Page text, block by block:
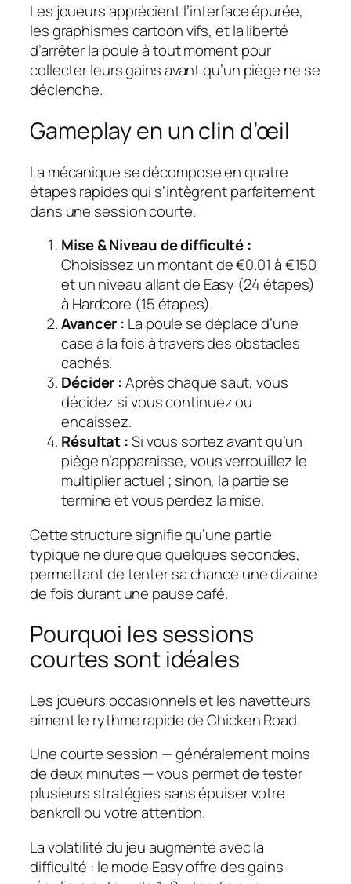
Les joueurs apprécient l’interface épurée,
les graphismes cartoon vifs, et la liberté
d’arrêter la poule à tout moment pour
collecter leurs gains avant qu’un piège ne se
déclenche.
Gameplay en un clin d’œil
La mécanique se décompose en quatre
étapes rapides qui s’intègrent parfaitement
dans une session courte.
Mise & Niveau de difficulté :
Choisissez un montant de €0.01 à €150
et un niveau allant de Easy (24 étapes)
à Hardcore (15 étapes).
Avancer : La poule se déplace d’une
case à la fois à travers des obstacles
cachés.
Décider :Après chaque saut, vous
décidez si vous continuez ou
encaissez.
Résultat :Si vous sortez avant qu’un
piège n’apparaisse, vous verrouillez le
multiplier actuel ; sinon, la partie se
termine et vous perdez la mise.
Cette structure signifie qu’une partie
typique ne dure que quelques secondes,
permettant de tenter sa chance une dizaine
de fois durant une pause café.
Pourquoi les sessions
courtes sont idéales
Les joueurs occasionnels et les navetteurs
aiment le rythme rapide de Chicken Road.
Une courte session — généralement moins
de deux minutes — vous permet de tester
plusieurs stratégies sans épuiser votre
bankroll ou votre attention.
La volatilité du jeu augmente avec la
difficulté : le mode Easy offre des gains